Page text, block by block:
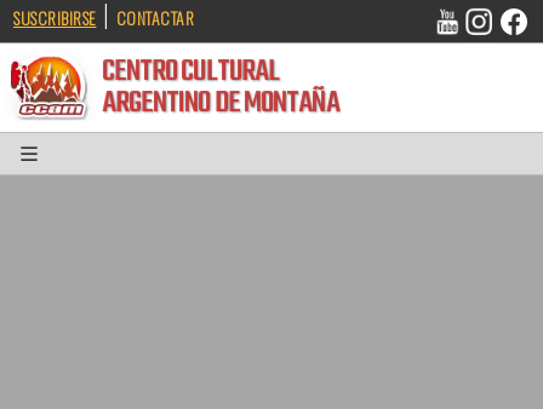
SUSCRIBIRSE | CONTACTAR
CENTRO CULTURAL
ARGENTINO DE MONTAÑA